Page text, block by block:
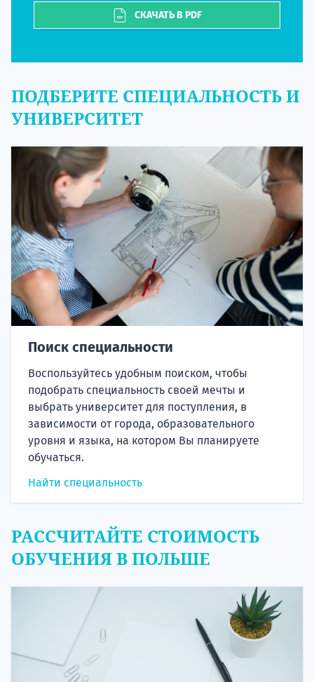
СКАЧАТЬ В PDF
ПОДБЕРИТЕ СПЕЦИАЛЬНОСТЬ И
УНИВЕРСИТЕТ
Поиск специальности
Воспользуйтесь удобным поиском, чтобы
подобрать специальность своей мечты и
выбрать университет для поступления, в
зависимости от города, образовательного
уровня и языка, на котором Вы планируете
обучаться.
Найти специальность
РАССЧИТАЙТЕ СТОИМОСТЬ
ОБУЧЕНИЯ В ПОЛЬШЕ